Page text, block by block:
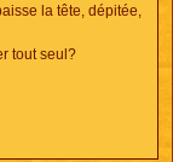
la tête, dépitée,
tout seul?